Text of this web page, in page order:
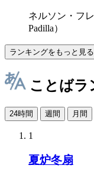
ネルソン・フ
Padilla）
ランキングをもっと見る
ことばラ
24時間 週間 月間
1
夏炉冬扇